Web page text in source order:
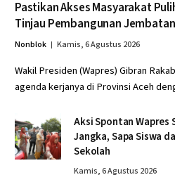
Pastikan Akses Masyarakat
Tinjau Pembangunan
Nonblok Kamis, 6 Agustus 2026
Wakil Presiden (Wapres) Gibran
agenda kerjanya di Provinsi Aceh
Aksi Spontan Wapres
Jangka, Sapa Siswa
Sekolah
Kamis, 6 Agustus 2026